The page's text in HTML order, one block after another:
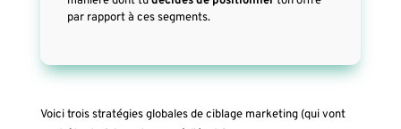
par rapport à ces segments.
Voici trois stratégies globales de ciblage marketing (qui vont